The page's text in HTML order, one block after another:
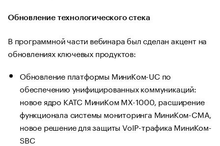
Обновление технологического стека
В программной части вебинара был сделан акцент на
обновлениях ключевых продуктов:
Обновление платформы МиниКом-UC по
обеспечению унифицированных коммуникаций:
новое ядро КАТС МиниКом MX-1000, расширение
функционала системы мониторинга МиниКом-СМА,
новое решение для защиты VoIP-трафика МиниКом-
SBC